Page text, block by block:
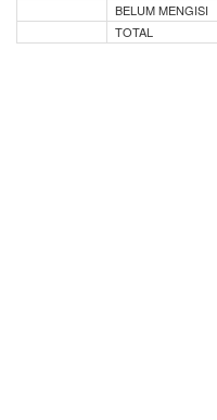
BELUM MENGISI
TOTAL